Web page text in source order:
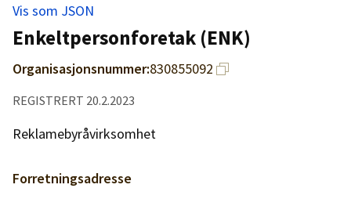
Hjelp
Kjøpe lister
Priser
Vis som JSON
Enkeltpersonforetak (ENK)
Organisasjonsnummer:830855092
REGISTRERT 20.2.2023
Reklamebyråvirksomhet
Forretningsadresse